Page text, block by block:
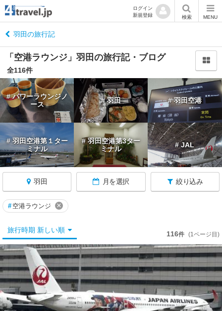
ログイン
新規登録
検索 MENU
羽田の旅行記
「空港ラウンジ」羽田の旅行記・ブログ
全116件
# パワーラウンジノ
ース
# 羽田 # 羽田空港
# 羽田空港第１ター
ミナル
# 羽田空港第3ター
ミナル
# JAL
羽田 月を選択 絞り込み
東
京
へ
戻
東
べ
て
葉
原
・
茶
ノ
水
・
# 空港ラウンジ ×
旅行時期 新しい順 116件 (1ページ目)